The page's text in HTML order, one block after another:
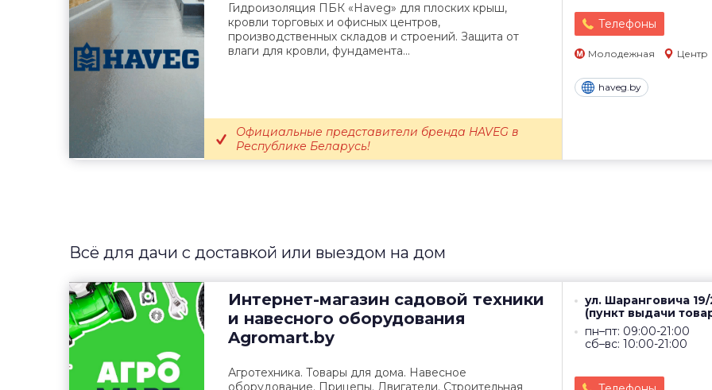
Телефоны
Молодежная Центр
haveg.by
Гидроизоляция ПБК «Haveg» для плоских крыш,
кровли торговых и офисных центров,
производственных складов и строений. Защита от
влаги для кровли, фундамента...
Официальные представители бренда HAVEG в
Республике Беларусь!
Всё для дачи с доставкой или выездом на дом
Интернет-магазин садовой техники
и навесного оборудования
Agromart.by
ул. Шаранговича 19/
(пункт выдачи
пн–пт: 09:00-21:00
сб–вс: 10:00-21:00
Агротехника. Товары для дома. Навесное
оборудование. Прицепы. Двигатели. Строительная